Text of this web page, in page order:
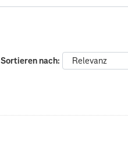
Sortieren nach